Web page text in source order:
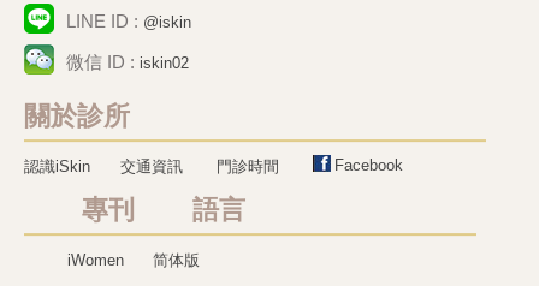
LINE ID : @iskin
微信 ID : iskin02
關於診所
認識iSkin 交通資訊 門診時間 Facebook
專刊 語言
iWomen 简体版